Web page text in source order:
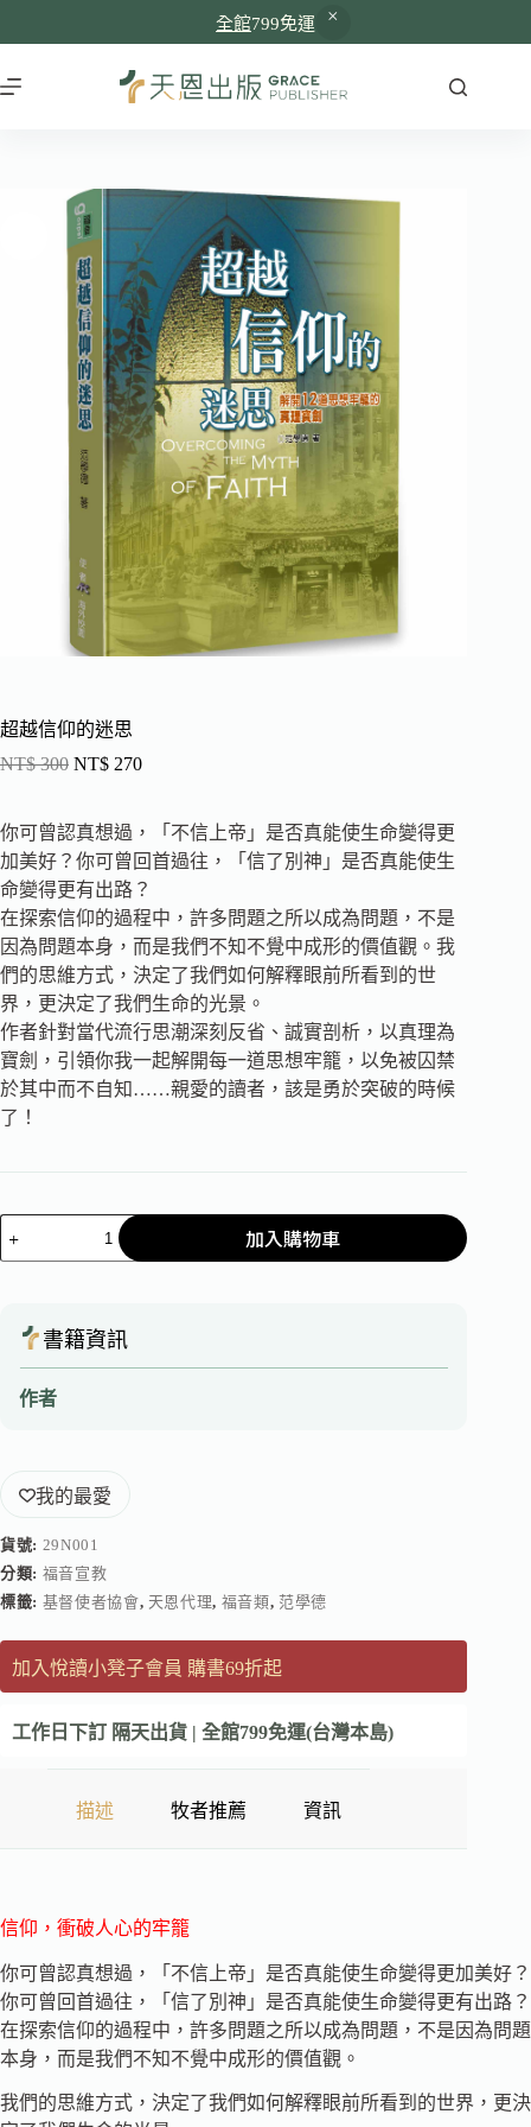
全館799免運
超越信仰的迷思
NT$300 NT$ 270
你可曾認真想過，「不信上帝」是否真能使生命變得更
加美好？你可曾回首過往，「信了別神」是否真能使生
命變得更有出路？
在探索信仰的過程中，許多問題之所以成為問題，不是
因為問題本身，而是我們不知不覺中成形的價值觀。我
們的思維方式，決定了我們如何解釋眼前所看到的世
界，更決定了我們生命的光景。
作者針對當代流行思潮深刻反省、誠實剖析，以真理為
寶劍，引領你我一起解開每一道思想牢籠，以免被囚禁
於其中而不自知……親愛的讀者，該是勇於突破的時候
了！
加入購物車
書籍資訊
作者
我的最愛
貨號: 29N001
分類: 福音宣教
標籤: 基督使者協會, 天恩代理, 福音類,范學德
加入悅讀小凳子會員 購書69折起
工作日下訂 隔天出貨 | 全館799免運(台灣本島)
描述 牧者推薦 資訊
信仰，衝破人心的牢籠
你可曾認真想過，「不信上帝」是否真能使生命變得更加美好？
你可曾回首過往，「信了別神」是否真能使生命變得更有出路？
在探索信仰的過程中，許多問題之所以成為問題，不是因為問題
本身，而是我們不知不覺中成形的價值觀。
我們的思維方式，決定了我們如何解釋眼前所看到的世界，更決